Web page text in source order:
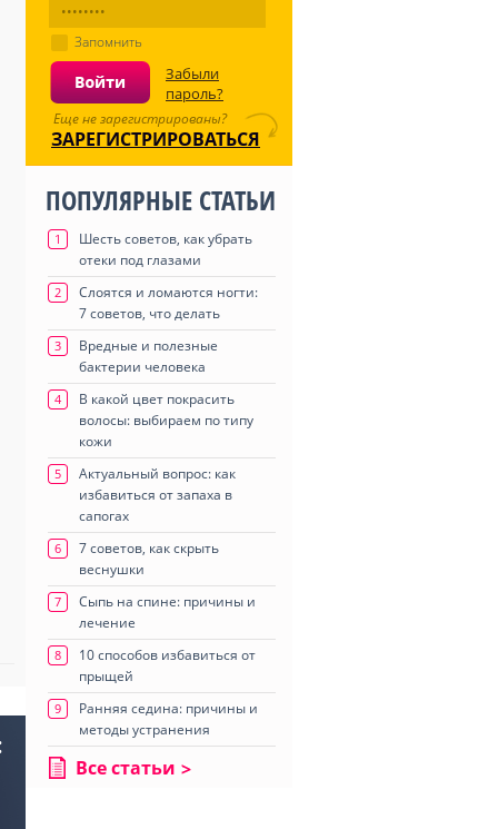
Запомнить
Забыли
пароль?
Еще не зарегистрированы?
ЗАРЕГИСТРИРОВАТЬСЯ
ПОПУЛЯРНЫЕ СТАТЬИ
1
Шесть советов, как убрать
отеки под глазами
2
Слоятся и ломаются ногти:
7 советов, что делать
3
Вредные и полезные
бактерии человека
4
В какой цвет покрасить
волосы: выбираем по типу
кожи
5
Актуальный вопрос: как
избавиться от запаха в
сапогах
6
7 советов, как скрыть
веснушки
7
Сыпь на спине: причины и
лечение
8
10 способов избавиться от
прыщей
9
Ранняя седина: причины и
методы устранения
Все статьи